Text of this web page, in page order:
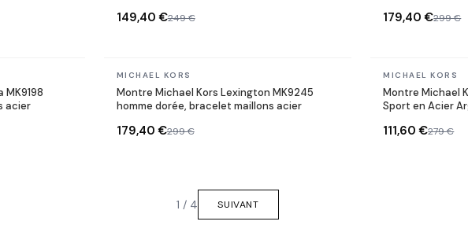
149,40 €249 € 179,40 €299 €
acier
En stock
MICHAEL KORS
Montre Michael Kors Lexington MK9245
homme dorée, bracelet maillons acier
179,40 €299 €
En stock
MICHAEL KORS
Montre Michael
Sport en Acier
111,60 €279 €
1 / 4 SUIVANT